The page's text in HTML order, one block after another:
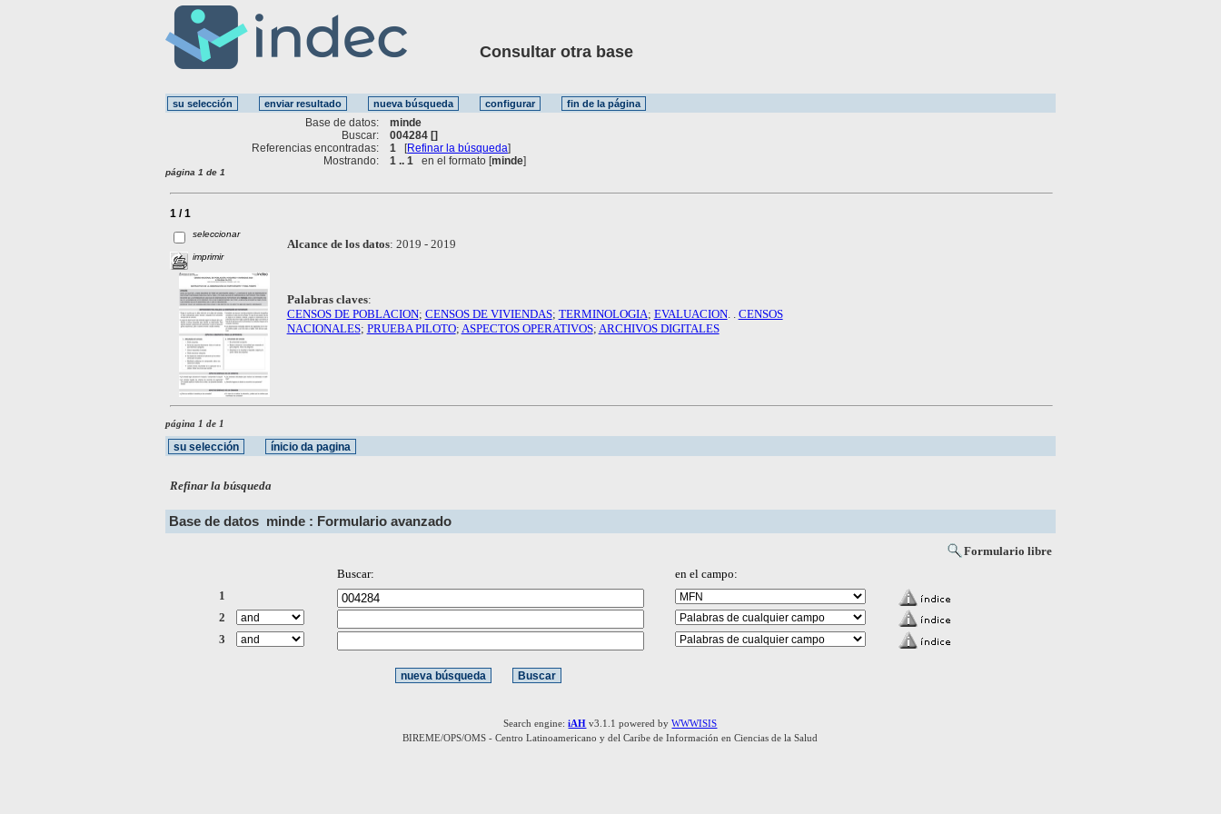
Consultar otra base
Base de datos:
minde
Buscar:
004284 []
Referencias encontradas:
1 [Refinar la búsqueda]
Mostrando:
1 .. 1 en el formato [minde]
página 1 de 1
1 / 1
seleccionar
imprimir
Alcance de los datos: 2019 - 2019
Palabras claves:
CENSOS DE POBLACION; CENSOS DE VIVIENDAS; TERMINOLOGIA; EVALUACION. . CENSOS
NACIONALES; PRUEBA PILOTO; ASPECTOS OPERATIVOS; ARCHIVOS DIGITALES
página 1 de 1
Refinar la búsqueda
Base de datos minde : Formulario avanzado
Formulario libre
Buscar:
en el campo:
1
2
3
Search engine:iAH v3.1.1 powered byWWWISIS
BIREME/OPS/OMS - Centro Latinoamericano y del Caribe de Información en Ciencias de la Salud